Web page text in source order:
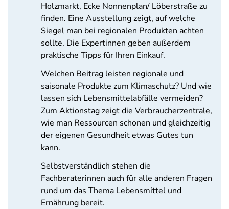
Holzmarkt, Ecke Nonnenplan/ Löberstraße zu
finden. Eine Ausstellung zeigt, auf welche
Siegel man bei regionalen Produkten achten
sollte. Die Expertinnen geben außerdem
praktische Tipps für Ihren Einkauf.
Welchen Beitrag leisten regionale und
saisonale Produkte zum Klimaschutz? Und wie
lassen sich Lebensmittelabfälle vermeiden?
Zum Aktionstag zeigt die Verbraucherzentrale,
wie man Ressourcen schonen und gleichzeitig
der eigenen Gesundheit etwas Gutes tun
kann.
Selbstverständlich stehen die
Fachberaterinnen auch für alle anderen Fragen
rund um das Thema Lebensmittel und
Ernährung bereit.